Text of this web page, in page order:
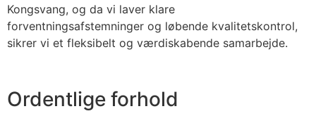
Kongsvang, og da vi laver klare
forventningsafstemninger og løbende kvalitetskontrol,
sikrer vi et fleksibelt og værdiskabende samarbejde.
Ordentlige forhold